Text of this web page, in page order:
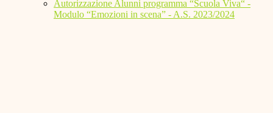
Autorizzazione Alunni programma “Scuola Viva“ -
Modulo “Emozioni in scena” - A.S. 2023/2024